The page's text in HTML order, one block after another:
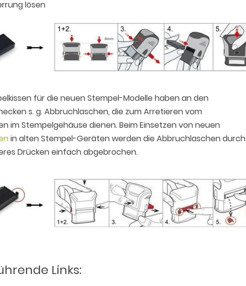
lösen
für die neuen Stempel-Modelle haben an den
s. g. Abbruchlaschen, die zum Arretieren vom
im Stempelgehäuse dienen. Beim Einsetzen von neuen
in alten Stempel-Geräten werden die Abbruchlaschen durch
Drücken einfach abgebrochen.
Links: